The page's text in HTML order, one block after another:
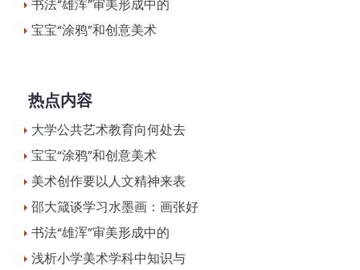
书法“雄浑”审美形成中的
宝宝“涂鸦”和创意美术
热点内容
大学公共艺术教育向何处去
宝宝“涂鸦”和创意美术
美术创作要以人文精神来表
邵大箴谈学习水墨画：画张好
书法“雄浑”审美形成中的
浅析小学美术学科中知识与